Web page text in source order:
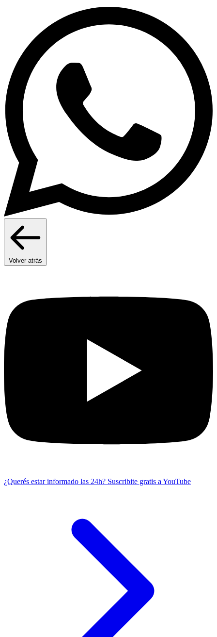
Volver atrás
¿Querés estar informado las 24h? Suscribite gratis a YouTube